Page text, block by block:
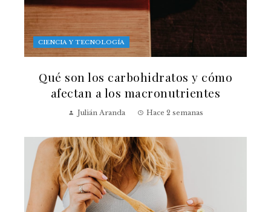
CIENCIA Y TECNOLOGÍA
Qué son los carbohidratos y cómo
afectan a los macronutrientes
Julián Aranda Hace 2 semanas